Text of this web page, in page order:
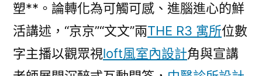
塑**。論轉化為可觸可感、進腦進心的鮮
活講述，“京京”“文文”兩THE R3 寓所位數
字主播以觀眾視loft風室內設計角與宣講